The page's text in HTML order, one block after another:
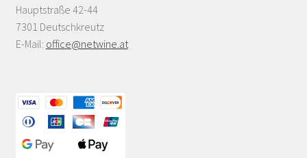
Hauptstraße 42-44
7301 Deutschkreutz
E-Mail: office@netwine.at